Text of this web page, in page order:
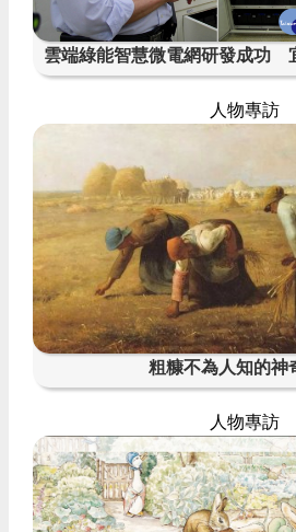
雲端綠能智慧微電網研發成功
人物專訪
粗糠不為人知的神
人物專訪